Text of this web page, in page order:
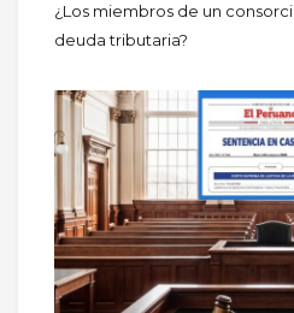
¿Los miembros de un
deuda tributaria?